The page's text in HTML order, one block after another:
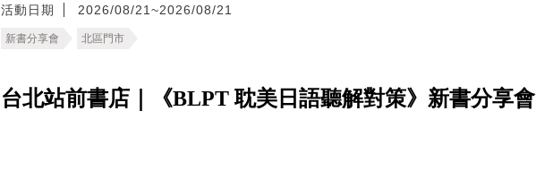
活動日期
2026/08/21~2026/08/21
新書分享會 北區門市
台北站前書店｜《BLPT 耽美日語聽解對策》新書分享會